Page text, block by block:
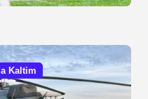
Kaltim